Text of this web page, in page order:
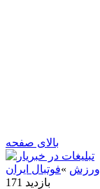
بالای صفحه
ورزش »فوتبال ایران
171 بازدید